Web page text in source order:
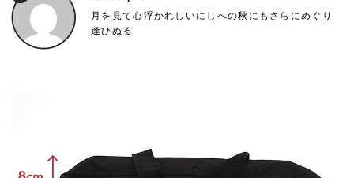
月を見て心浮かれしいにしへの秋にもさらにめぐり
逢ひぬる